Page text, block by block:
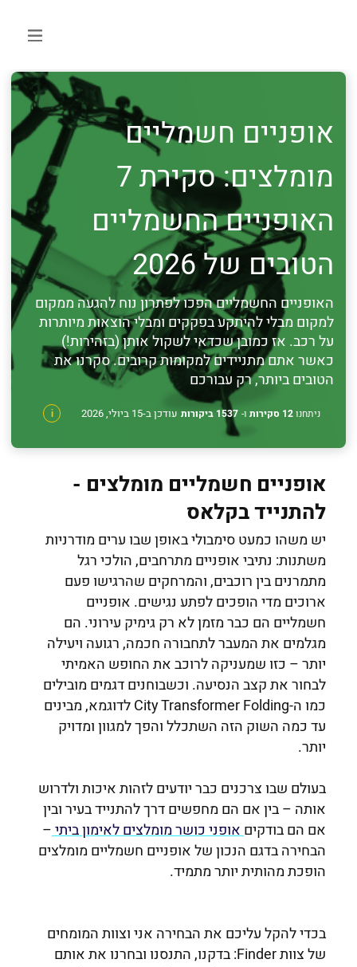
אופניים חשמליים
מומלצים: סקירת 7
האופניים החשמליים
הטובים של 2026
האופניים החשמליים הפכו לפתרון נוח להגעה ממקום
למקום מבלי להיתקע בפקקים ומבלי הוצאות מיותרות
על רכב. אז כמובן שכדאי לשקול אותן (בזהירות!)
כאשר אתם מתניידים למקומות קרובים. סקרנו את
הטובים ביותר, רק עבורכם
ניתחנו12 סקירות ו- 1537 ביקורות i עודכן ב-15 ביולי, 2026
אופניים חשמליים מומלצים -
להתנייד בקלאס
יש משהו כמעט סימבולי באופן שבו ערים מודרניות
משתנות: נתיבי אופניים מתרחבים, הולכי רגל
מתמרנים בין רוכבים, והמרחקים שהרגישו פעם
ארוכים מדי הופכים לפתע נגישים. אופניים
חשמליים הם כבר מזמן לא רק גימיק עירוני. הם
מגלמים את המעבר לתחבורה חכמה, רגועה ויעילה
יותר – כזו שמעניקה לרוכב את החופש האמיתי
לבחור את קצב הנסיעה. וכשבוחנים דגמים מובילים
כמו ה-City Transformer Folding לדוגמא, מבינים
עד כמה השוק הזה השתכלל והפך למגוון ומדויק
יותר.
בעולם שבו צרכנים כבר יודעים לזהות איכות ולדרוש
אותה – בין אם הם מחפשים דרך להתנייד בעיר ובין
אם הם בודקיםאופני כושר מומלצים לאימון ביתי–
הבחירה בדגם הנכון של אופניים חשמליים מומלצים
הופכת מהותית יותר מתמיד.
בכדי להקל עליכם את הבחירה אני וצוות המומחים
של צוות Finder: בדקנו, התנסנו ובחרנו את אותם